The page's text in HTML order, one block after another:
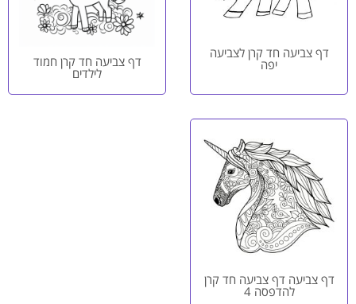
דף צביעה חד קרן לצביעה
יפה דף צביעה חד קרן חמוד
לילדים
דף צביעה דף צביעה חד קרן
להדפסה 4